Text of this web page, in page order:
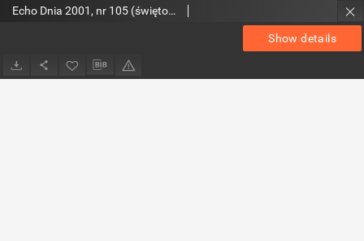
Show details
Echo Dnia 2001, nr 105 (świętokrzyskie 3)